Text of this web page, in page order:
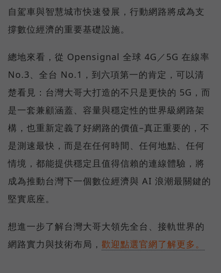
自駕車與智慧城市快速發展，行動網路將成為支
撐數位經濟的重要基礎設施。
總地來看，從 Opensignal 全球 4G／5G 在線率
No.3、全台 No.1，到六項第一的肯定，可以清
楚看見：台灣大哥大打造的不只是更快的 5G，而
是一套兼顧涵蓋、容量與穩定性的世界級網路架
構，也重新定義了好網路的價值–真正重要的，不
是測速最快，而是在任何時間、任何地點、任何
情境，都能提供穩定且值得信賴的連線體驗，將
成為推動台灣下一個數位經濟與 AI 浪潮最關鍵的
堅實底座。
想進一步了解台灣大哥大領先全台、接軌世界的
網路實力與技術布局， 歡迎點選官網了解更多。